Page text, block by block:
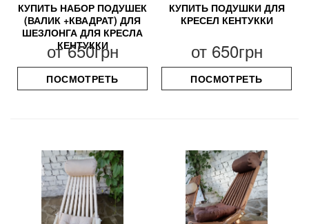
КУПИТЬ НАБОР ПОДУШЕК
(ВАЛИК +КВАДРАТ) ДЛЯ
ШЕЗЛОНГА ДЛЯ КРЕСЛА
КЕНТУККИ
от650грн
ПОСМОТРЕТЬ
КУПИТЬ ПОДУШКИ ДЛЯ
КРЕСЕЛ КЕНТУККИ
от 650грн
ПОСМОТРЕТЬ